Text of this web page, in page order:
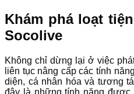
Khám phá loạt
Socolive
Không chỉ dừng lại ở việc
liên tục nâng cấp các tính
diện, cá nhân hóa và tương